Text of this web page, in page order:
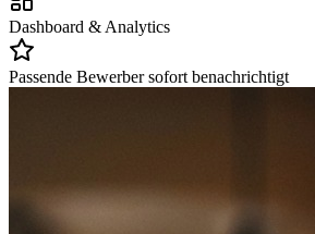
Dashboard & Analytics
Passende Bewerber sofort benachrichtigt